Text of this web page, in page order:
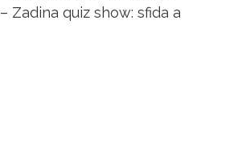
– Zadina quiz show: sfida a